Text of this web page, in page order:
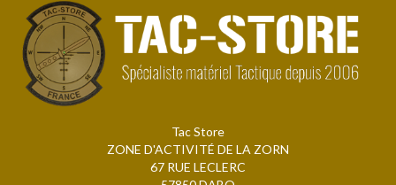
Tac Store
ZONE D'ACTIVITÉ DE LA ZORN
67 RUE LECLERC